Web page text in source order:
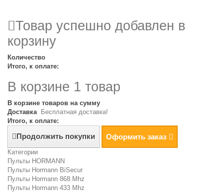
Товар успешно добавлен в
корзину
Количество
Итого, к оплате:
В корзине 1 товар
В корзине товаров на сумму
Доставка Бесплатная доставка!
Итого, к оплате:
Продолжить покупки Оформить заказ
Категории
Пульты HORMANN
Пульты Hormann BiSecur
Пульты Hormann 868 Mhz
Пульты Hormann 433 Mhz